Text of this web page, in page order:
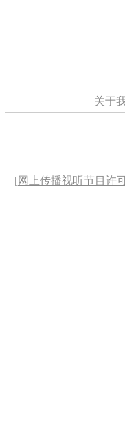
关于
[网上传播视听节目许